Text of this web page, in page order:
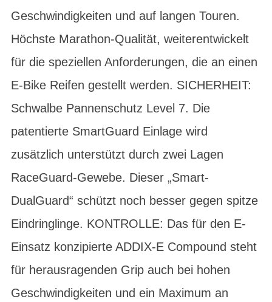
Geschwindigkeiten und auf langen Touren.
Höchste Marathon-Qualität, weiterentwickelt
für die speziellen Anforderungen, die an einen
E-Bike Reifen gestellt werden. SICHERHEIT:
Schwalbe Pannenschutz Level 7. Die
patentierte SmartGuard Einlage wird
zusätzlich unterstützt durch zwei Lagen
RaceGuard-Gewebe. Dieser „Smart-
DualGuard“ schützt noch besser gegen spitze
Eindringlinge. KONTROLLE: Das für den E-
Einsatz konzipierte ADDIX-E Compound steht
für herausragenden Grip auch bei hohen
Geschwindigkeiten und ein Maximum an